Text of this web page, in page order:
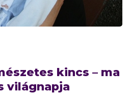
kincs – ma
világnapja